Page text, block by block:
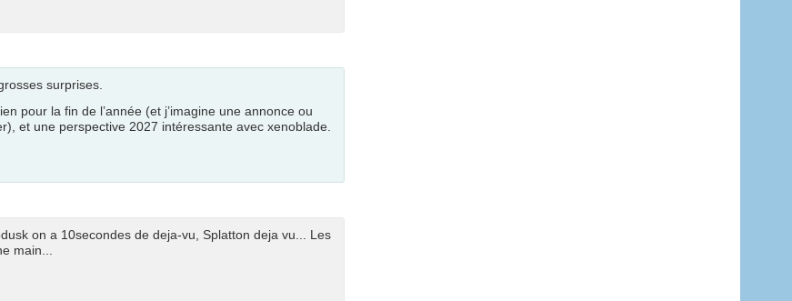
surprises.
pour la fin de l’année (et j’imagine une annonce ou
et une perspective 2027 intéressante avec xenoblade.
on a 10secondes de deja-vu, Splatton deja vu... Les
main...